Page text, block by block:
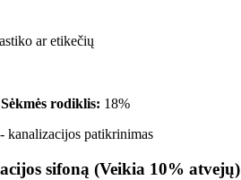
ar etikečių
Sėkmės rodiklis: 18%
kanalizacijos patikrinimas
sifoną (Veikia 10% atvejų)